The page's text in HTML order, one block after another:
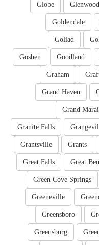
Glenwood
Globe
Goldendale
Goliad
Goodland
Goshen
Graham
Grand Haven
Grand
Granite Falls
Grants
Grantsville
Great
Great Falls
Green Cove Springs
Greeneville
Greensboro
Greensburg